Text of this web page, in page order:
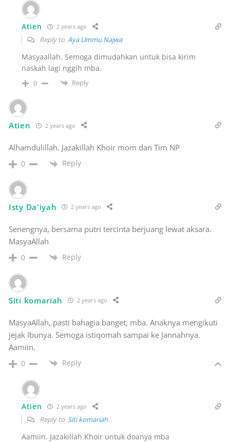
Atien 2 years ago
Reply to Aya Ummu Najwa
Masyaallah. Semoga dimudahkan untuk bisa kirim
naskah lagi nggih mba.
0 Reply
Atien 2 years ago
Alhamdulillah. Jazakillah Khoir mom dan Tim NP
0 Reply
Isty Da'iyah 2 years ago
Senengnya, bersama putri tercinta berjuang lewat aksara.
MasyaAllah
0 Reply
Siti komariah 2 years ago
MasyaAllah,.pasti bahagia banget, mba. Anaknya mengikuti
jejak Ibunya. Semoga istiqomah sampai ke Jannahnya.
Aamiin.
0 Reply
Atien 2 years ago
Reply to Siti komariah
Aamiin. Jazakillah Khoir untuk doanya mba